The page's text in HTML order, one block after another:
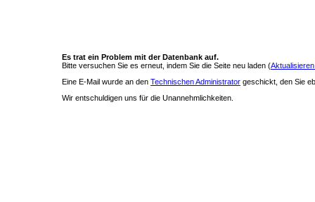
Es trat ein Problem mit der Datenbank auf.
Bitte versuchen Sie es erneut, indem Sie die Seite neu laden (
Eine E-Mail wurde an den Technischen Administrator geschickt, den Sie
Wir entschuldigen uns für die Unannehmlichkeiten.